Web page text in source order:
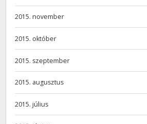
2015. november
2015. október
2015. szeptember
2015. augusztus
2015. július